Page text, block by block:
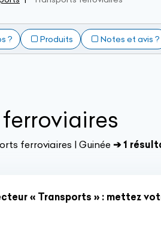
? Produits Notes et avis ?
ferroviaires | Guinée ➔ 1
« Transports » : mettez